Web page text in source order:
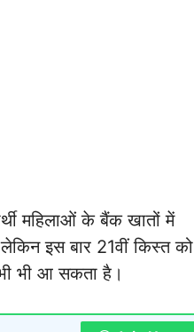
महिलाओं के बैंक खातों में
इस बार 21वीं किस्त को
भी आ सकता है।